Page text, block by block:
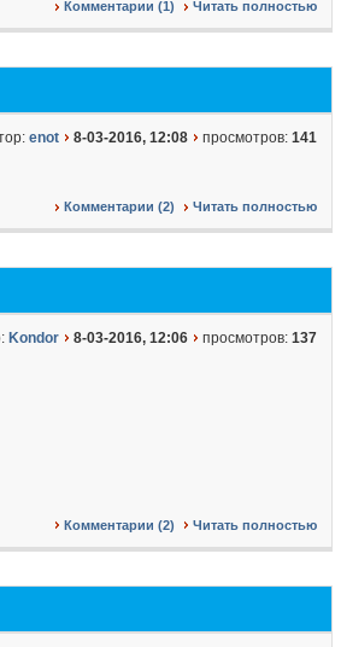
Комментарии (1) Читать полностью
enot 8-03-2016, 12:08 просмотров: 141
Комментарии (2) Читать полностью
Kondor 8-03-2016, 12:06 просмотров: 137
Комментарии (2) Читать полностью